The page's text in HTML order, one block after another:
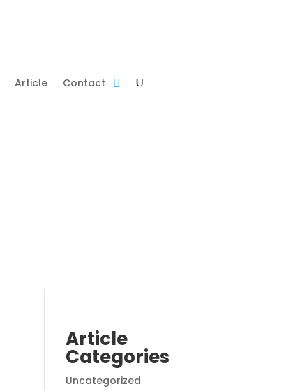
Article Contact
Article
Categories
Uncategorized